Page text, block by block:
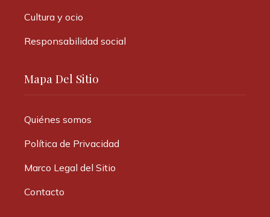
Cultura y ocio
Responsabilidad social
Mapa Del Sitio
Quiénes somos
Política de Privacidad
Marco Legal del Sitio
Contacto